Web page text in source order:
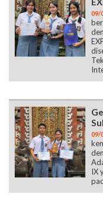
09/
09/
IX